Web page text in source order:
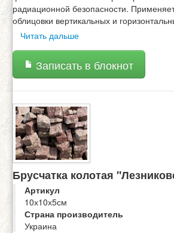
радиационной безопасности.
облицовки вертикальных и
Читать дальше
Записать в блокнот
Брусчатка колотая
Артикул
10х10х5см
Страна производитель
Украина